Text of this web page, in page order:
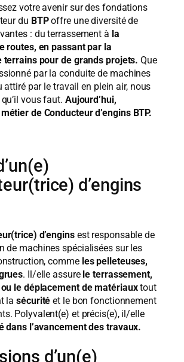
votre avenir sur des fondations
du BTPoffre une diversité de
: du terrassement à la
routes, en passant par la
terrains pour de grands projets. Que
par la conduite de machines
attiré par le travail en plein air, nous
vous faut. Aujourd’hui,
de Conducteur d’engins BTP.
d’engins
d’enginsest responsable de
de machines spécialisées sur les
comme les pelleteuses,
. Il/elle assure le terrassement,
le déplacement de matériauxtout
lasécurité et le bon fonctionnement
Polyvalent(e) et précis(e), il/elle
dans l’avancement des travaux.
d’un(e)